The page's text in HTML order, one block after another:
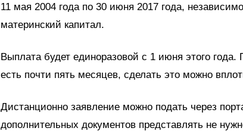
11 мая 2004 года по 30 июня 2017 года,
материнский капитал.
Выплата будет единоразовой с 1 июня этого
есть почти пять месяцев, сделать это можно
Дистанционно заявление можно подать через
дополнительных документов представлять не